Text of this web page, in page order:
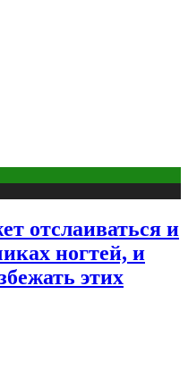
отслаиваться и
ногтей, и
этих